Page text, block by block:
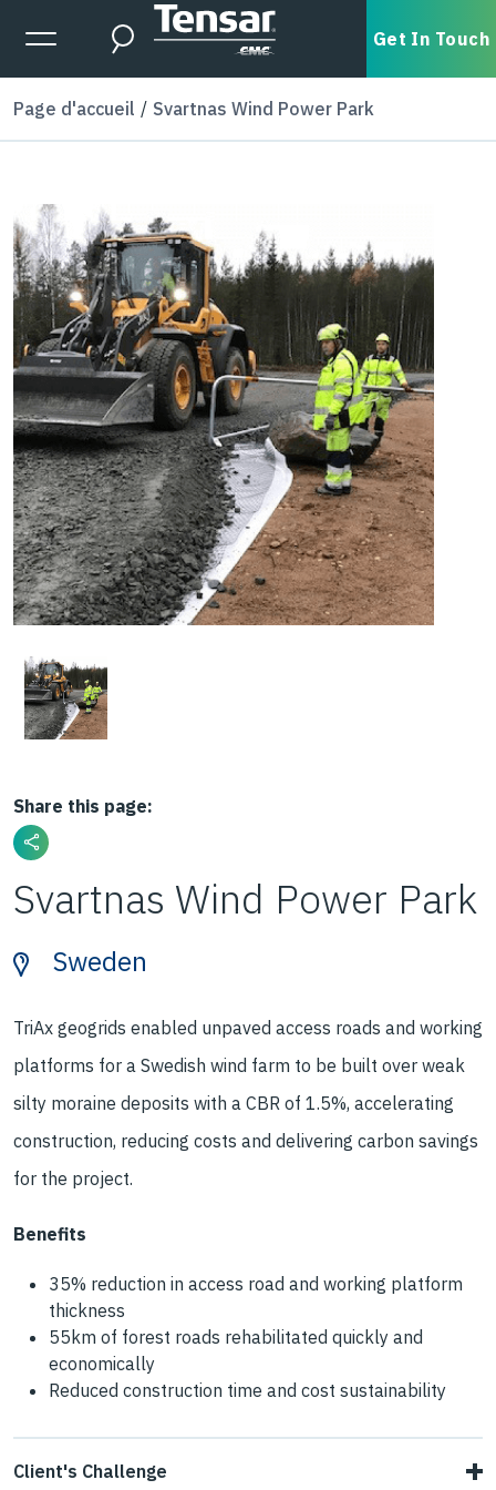
Skip to main content
Expanded Menu Toggle
Search Get In Touch
Page d'accueil Svartnas Wind Power Park
Share this page:
Svartnas Wind Power Park
Sweden
TriAx geogrids enabled unpaved access roads and working
platforms for a Swedish wind farm to be built over weak
silty moraine deposits with a CBR of 1.5%, accelerating
construction, reducing costs and delivering carbon savings
for the project.
Benefits
35% reduction in access road and working platform
thickness
55km of forest roads rehabilitated quickly and
economically
Reduced construction time and cost sustainability
Client's Challenge